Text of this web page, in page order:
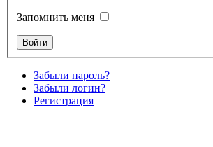
Запомнить меня
Забыли пароль?
Забыли логин?
Регистрация